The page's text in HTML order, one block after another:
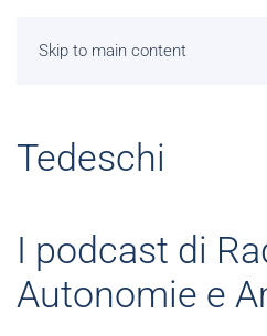
Skip to main content
Tedeschi
I podcast di
Autonomie e